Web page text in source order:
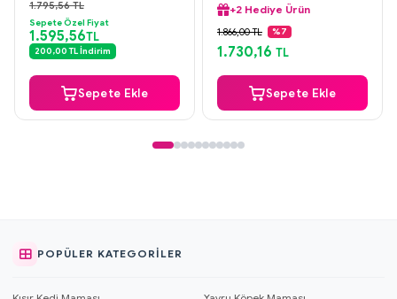
Aynı Gün Kargo
1.795,56 TL
Sepete Özel Fiyat
1.595,56TL
200,00 TL İndirim
Sepete Ekle
+2 Hediye Ürün
Aynı Gün Kargo
Orijinal Ürün
Güvenli Ödeme
1.866,00 TL %7
1.730,16 TL
Sepete Ekle
POPÜLER KATEGORILER